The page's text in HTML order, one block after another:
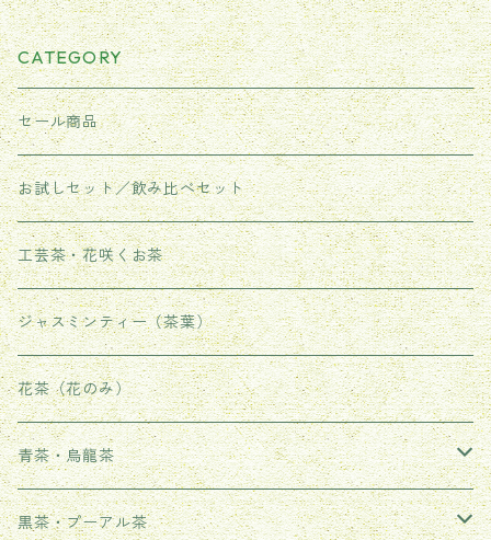
CATEGORY
セール商品
お試しセット／飲み比べセット
工芸茶・花咲くお茶
ジャスミンティー（茶葉）
花茶（花のみ）
青茶・烏龍茶
武夷岩茶
黒茶・プーアル茶